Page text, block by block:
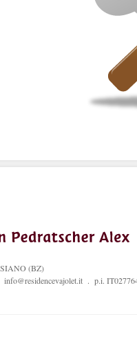
(BZ)
. p.i.